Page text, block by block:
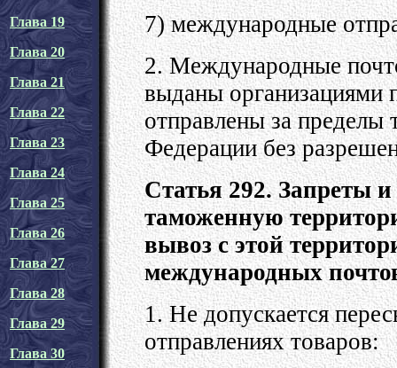
Глава 19
Глава 20
Глава 21
Глава 22
Глава 23
Глава 24
Глава 25
Глава 26
Глава 27
Глава 28
Глава 29
Глава 30
7) международные
2. Международные
выданы организациями
отправлены за пределы
Федерации без
Статья 292. Запреты
таможенную
вывоз с этой
международных
1. Не допускается
отправлениях товаров: